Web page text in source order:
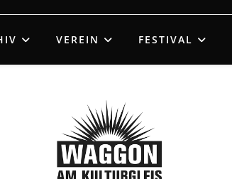
VEREIN FESTIVAL